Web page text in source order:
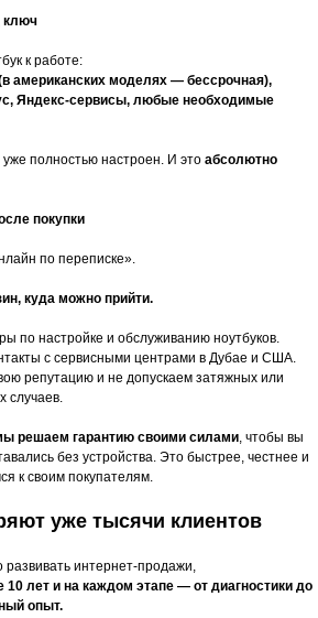
ключ
к работе:
американских моделях — бессрочная),
Яндекс-сервисы, любые необходимые
полностью настроен. И это абсолютно
покупки
по переписке».
куда можно прийти.
по настройке и обслуживанию ноутбуков.
с сервисными центрами в Дубае и США.
репутацию и не допускаем затяжных или
случаев.
решаем гарантию своими силами, чтобы вы
без устройства. Это быстрее, честнее и
к своим покупателям.
уже тысячи клиентов
интернет-продажи,
лет и на каждом этапе — от диагностики до
опыт.